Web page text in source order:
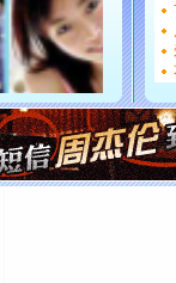
能正大
都要快乐
[圣诞节]
如意,快
[元旦]看
断电。爱
你是我专
[元旦]如